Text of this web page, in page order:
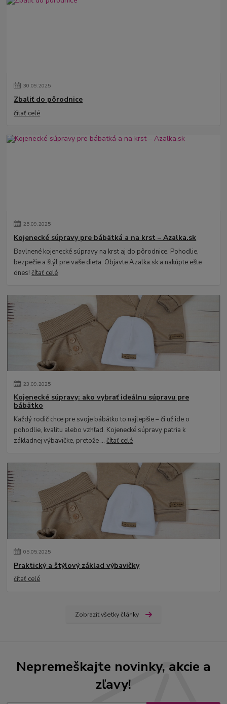
30.09.2025
Zbaliť do pôrodnice
čítať celé
25.09.2025
Kojenecké súpravy pre bábätká a na krst – Azalka.sk
Bavlnené kojenecké súpravy na krst aj do pôrodnice. Pohodlie,
bezpečie a štýl pre vaše dieťa. Objavte Azalka.sk a nakúpte ešte
dnes!čítať celé
23.09.2025
Kojenecké súpravy: ako vybrať ideálnu súpravu pre
bábätko
Každý rodič chce pre svoje bábätko to najlepšie – či už ide o
pohodlie, kvalitu alebo vzhľad. Kojenecké súpravy patria k
základnej výbavičke, pretože ...čítať celé
05.05.2025
Praktický a štýlový základ výbavičky
čítať celé
Zobraziť všetky články
Nepremeškajte novinky, akcie a
zľavy!